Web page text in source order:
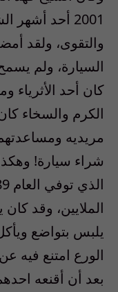
2001 أحد
والتقوى، ولقد
السيارة، ولم
كان أحد الأثرياء
الكرم والسخاء
مريديه
شراء سيارة!
الملايين، وقد
يلبس بتواضع
الورع امتنع فيه
بعد أن أقنعه